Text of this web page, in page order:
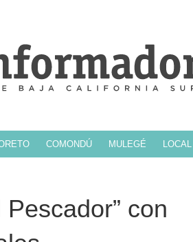
COMONDÚ MULEGÉ LOCAL
con